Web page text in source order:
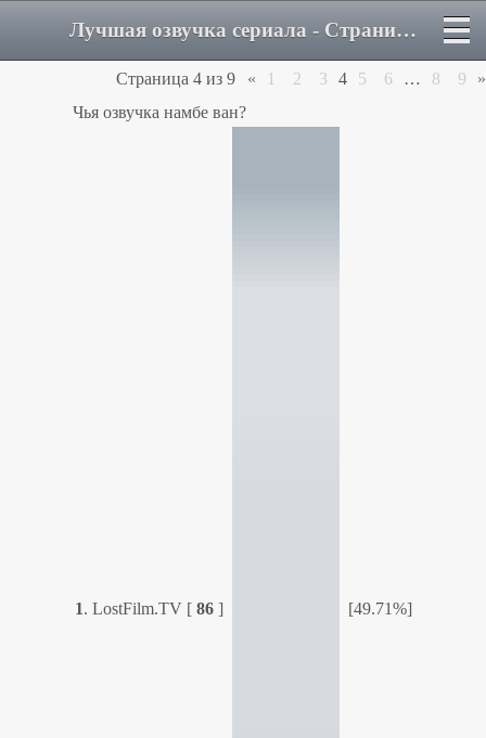
Лучшая озвучка сериала - Страница 4 - Форум
Страница 4 из 9 « 1 2 3 4 5 6 … 8 9
»
Чья озвучка намбе ван?
1. LostFilm.TV [ 86] [49.71%]